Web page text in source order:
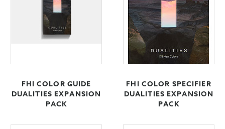
FHI COLOR GUIDE
DUALITIES EXPANSION
PACK
FHI COLOR SPECIFIER
DUALITIES EXPANSION
PACK